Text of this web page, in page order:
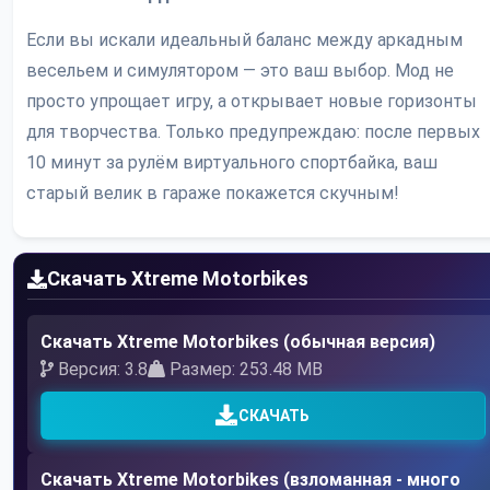
Если вы искали идеальный баланс между аркадным
весельем и симулятором — это ваш выбор. Мод не
просто упрощает игру, а открывает новые горизонты
для творчества. Только предупреждаю: после первых
10 минут за рулём виртуального спортбайка, ваш
старый велик в гараже покажется скучным!
Скачать Xtreme Motorbikes
Скачать Xtreme Motorbikes (обычная версия)
Версия: 3.8
Размер: 253.48 MB
СКАЧАТЬ
Скачать Xtreme Motorbikes (взломанная - много